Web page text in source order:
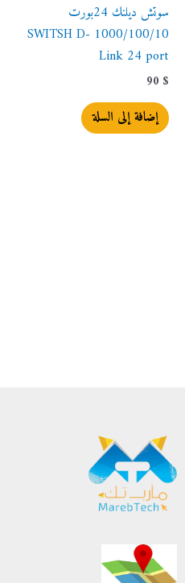
سوتش ديلنك 24بورت
1000/100/10 SWITSH D-
Link 24 port
90 $
إضافة إلى السلة